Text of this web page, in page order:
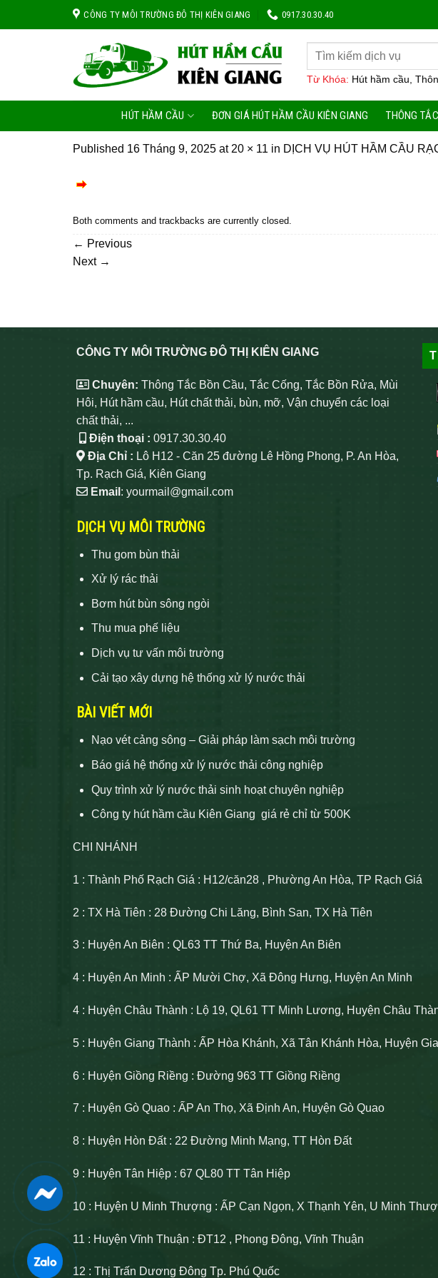
CÔNG TY MÔI TRƯỜNG ĐÔ THỊ KIÊN GIANG 0917.30.30.40
Từ Khóa: Hút hầm cầu,
HÚT HẦM CẦU ĐƠN GIÁ HÚT HẦM CẦU KIÊN GIANG THÔNG
Published 16 Tháng 9, 2025 at 20 × 11 in DỊCH VỤ HÚT HẦM CẦU
Both comments and trackbacks are currently closed.
← Previous
Next →
CÔNG TY MÔI TRƯỜNG ĐÔ THỊ KIÊN GIANG
Chuyên: Thông Tắc Bồn Cầu, Tắc Cống, Tắc Bồn Rửa, Mùi
Hôi, Hút hầm cầu, Hút chất thải, bùn, mỡ, Vận chuyển các loại
chất thải, ...
Điện thoại : 0917.30.30.40
Địa Chỉ : Lô H12 - Căn 25 đường Lê Hồng Phong, P. An Hòa,
Tp. Rạch Giá, Kiên Giang
Email : yourmail@gmail.com
DỊCH VỤ MÔI TRƯỜNG
Thu gom bùn thải
Xử lý rác thải
Bơm hút bùn sông ngòi
Thu mua phế liệu
Dịch vụ tư vấn môi trường
Cải tạo xây dựng hệ thống xử lý nước thải
BÀI VIẾT MỚI
Nạo vét cảng sông – Giải pháp làm sạch môi trường
Báo giá hệ thống xử lý nước thải công nghiệp
Quy trình xử lý nước thải sinh hoạt chuyên nghiệp
Công ty hút hầm cầu Kiên Giang giá rẻ chỉ từ 500K
CHI NHÁNH
1 : Thành Phố Rạch Giá : H12/căn28 , Phường An Hòa, TP Rạch Giá
2 : TX Hà Tiên : 28 Đường Chi Lăng, Bình San, TX Hà Tiên
3 : Huyện An Biên : QL63 TT Thứ Ba, Huyện An Biên
4 : Huyện An Minh : ẤP Mười Chợ, Xã Đông Hưng, Huyện An Minh
4 : Huyện Châu Thành : Lộ 19, QL61 TT Minh Lương, Huyện Châu
5 : Huyện Giang Thành : ẤP Hòa Khánh, Xã Tân Khánh Hòa, Huyện
6 : Huyện Giồng Riềng : Đường 963 TT Giồng Riềng
7 : Huyện Gò Quao : ẤP An Thọ, Xã Định An, Huyện Gò Quao
8 : Huyện Hòn Đất : 22 Đường Minh Mạng, TT Hòn Đất
9 : Huyện Tân Hiệp : 67 QL80 TT Tân Hiệp
10 : Huyện U Minh Thượng : ẤP Cạn Ngọn, X Thạnh Yên, U Minh
11 : Huyện Vĩnh Thuận : ĐT12 , Phong Đông, Vĩnh Thuận
12 : Thị Trấn Dương Đông Tp. Phú Quốc